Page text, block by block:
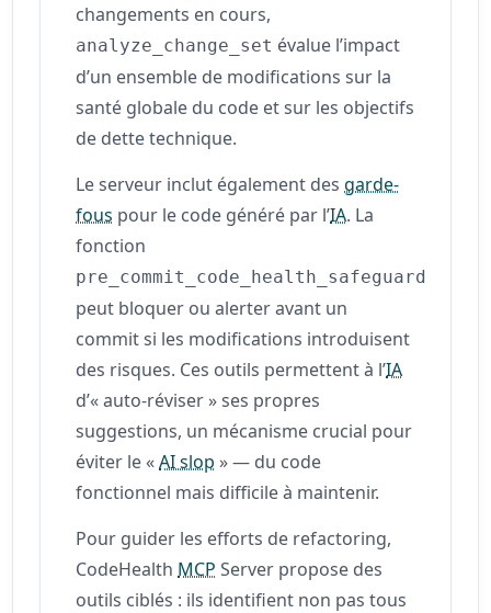
changements en cours,
analyze_change_set évalue l’impact
d’un ensemble de modifications sur la
santé globale du code et sur les objectifs
de dette technique.
Le serveur inclut également desgarde-
fous pour le code généré par l’IA. La
fonction
pre_commit_code_health_safeguard
peut bloquer ou alerter avant un
commit si les modifications introduisent
des risques. Ces outils permettent à l’IA
d’« auto‑réviser » ses propres
suggestions, un mécanisme crucial pour
éviter le «AI slop » — du code
fonctionnel mais difficile à maintenir.
Pour guider les efforts de refactoring,
CodeHealth MCP Server propose des
outils ciblés : ils identifient non pas tous